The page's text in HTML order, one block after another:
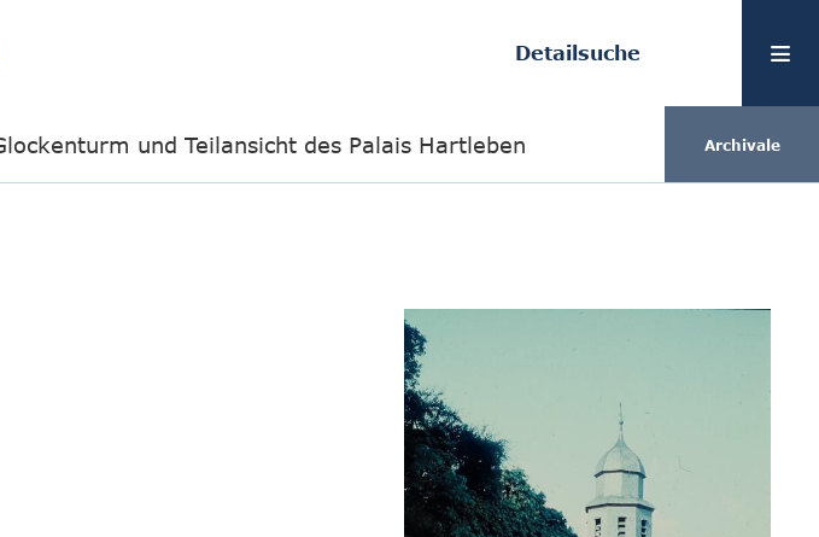
Detailsuche
und Teilansicht des Palais Hartleben Archivale